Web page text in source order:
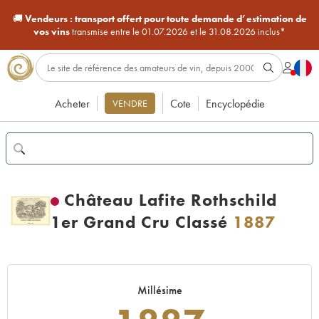
🚚Vendeurs : transport offert pour toute demande d’estimation de
vos vinstransmise entre le 01.07.2026 et le 31.08.2026 inclus*
Acheter VENDRE Cote Encyclopédie
Château Lafite Rothschild
1er Grand Cru Classé 1887
Millésime